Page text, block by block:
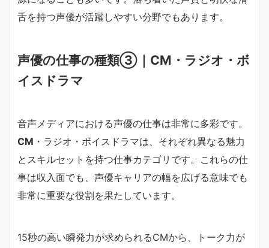
舌を持つ声優が活躍しやすい分野でもあります。
声優の仕事の種類③｜CM・ラジオ・ボ
イスドラマ
音声メディアにおける声優の仕事は非常に多彩です。
CM ・ラジオ・ボイスドラマは、それぞれ異なる魅力
とスキルセットを持つ仕事カテゴリです。これらの仕
事は収入面でも、声優キャリアの幅を広げる意味でも
非常に重要な役割を果たしています。
15秒の高い瞬発力が求められるCMから、トーク力が